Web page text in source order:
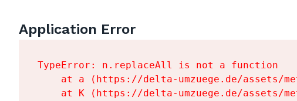
Application Error
TypeError: n.replaceAll is not a function
at a (https://delta-umzuege.de/assets/
at K (https://delta-umzuege.de/assets/